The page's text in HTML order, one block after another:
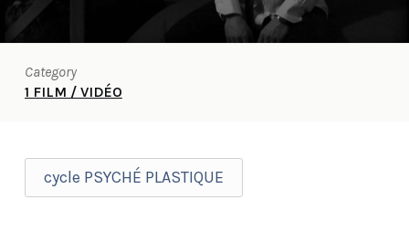
Category
1 FILM / VIDÉO
cycle PSYCHÉ PLASTIQUE